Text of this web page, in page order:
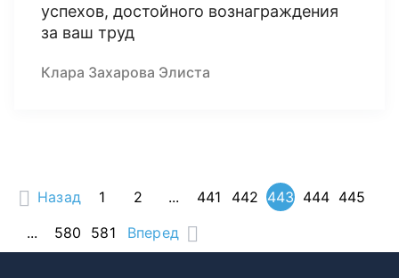
успехов, достойного вознаграждения
за ваш труд
Клара Захарова Элиста
Назад 1 2 ... 441 442 443 444 445
...
580 581 Вперед